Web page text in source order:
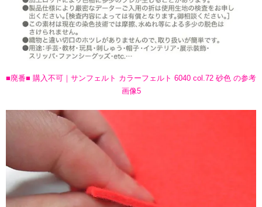
■廃番■ 購入不可｜サンフェルト カラーフェルト 6040 col.72 砂色 の参考
画像5